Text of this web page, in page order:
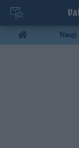
Pereiti
pagrindinį
turinį
Mobile
menu
Nauji